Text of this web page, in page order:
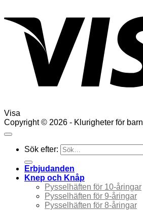
Visa
Copyright © 2026 - Klurigheter för barn
Sök efter:
Erbjudanden
Knep och Knåp
Pysselhäften för 10-åringar
Pysselhäften för 9-åringar
Pysselhäften för 8-åringar